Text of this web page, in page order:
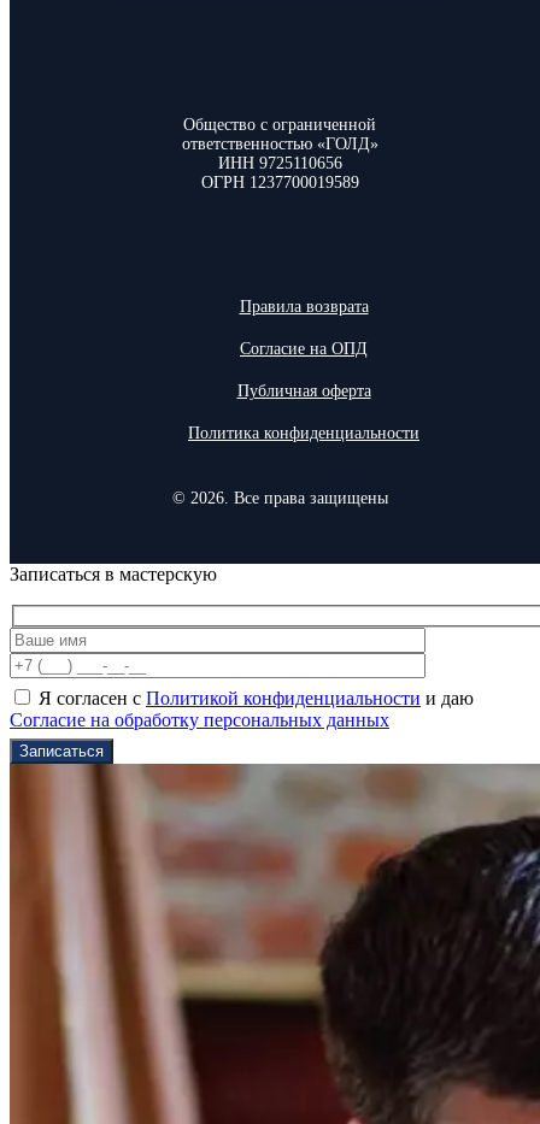
Общество с ограниченной
ответственностью «ГОЛД»
ИНН 9725110656
ОГРН 1237700019589
Правила возврата
Согласие на ОПД
Публичная оферта
Политика конфиденциальности
© 2026. Все права защищены
Записаться в мастерскую
Я согласен с Политикой конфиденциальности и даю
Согласие на обработку персональных данных